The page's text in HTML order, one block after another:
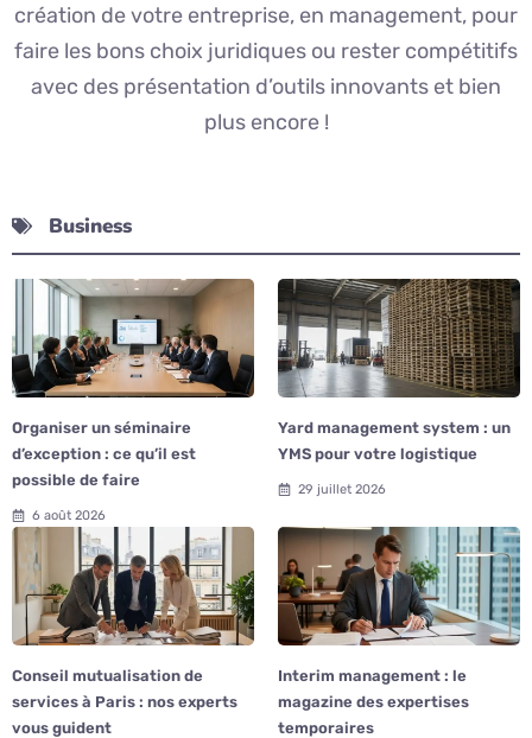
création de votre entreprise, en management, pour
faire les bons choix juridiques ou rester compétitifs
avec des présentation d’outils innovants et bien
plus encore !
Business
Organiser un séminaire
d’exception : ce qu’il est
possible de faire
6 août 2026
Yard management system : un
YMS pour votre logistique
29 juillet 2026
Conseil mutualisation de
services à Paris : nos experts
vous guident
Interim management : le
magazine des expertises
temporaires